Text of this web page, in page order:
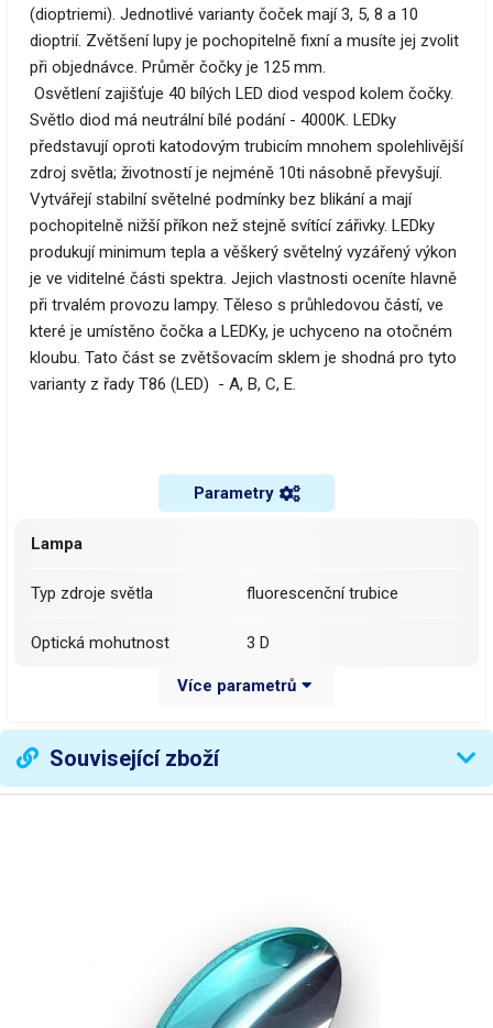
(dioptriemi). Jednotlivé varianty čoček mají 3, 5, 8 a 10
dioptrií. Zvětšení lupy je pochopitelně fixní a musíte jej zvolit
při objednávce. Průměr čočky je 125 mm.
Osvětlení zajišťuje 40 bílých LED diod vespod kolem čočky.
Světlo diod má neutrální bílé podání - 4000K. LEDky
představují oproti katodovým trubicím mnohem spolehlivější
zdroj světla; životností je nejméně 10ti násobně převyšují.
Vytvářejí stabilní světelné podmínky bez blikání a mají
pochopitelně nižší příkon než stejně svítící zářivky. LEDky
produkují minimum tepla a věškerý světelný vyzářený výkon
je ve viditelné části spektra. Jejich vlastnosti oceníte hlavně
při trvalém provozu lampy. Těleso s průhledovou částí, ve
které je umístěno čočka a LEDKy, je uchyceno na otočném
kloubu. Tato část se zvětšovacím sklem je shodná pro tyto
varianty z řady T86 (LED) - A, B, C, E.
Parametry
Lampa
Typ zdroje světla fluorescenční trubice
Optická mohutnost 3 D
kruhová
Materiál čočky sklo
4000 K
840 lm
Více parametrů
Související zboží